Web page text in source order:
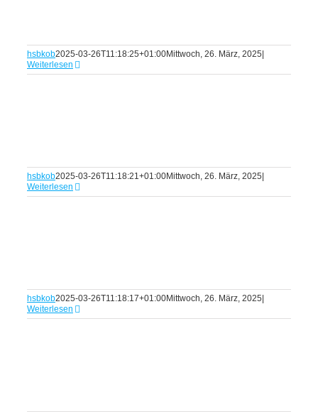
hsbkob2025-03-26T11:18:25+01:00Mittwoch, 26. März, 2025
Weiterlesen
hsbkob2025-03-26T11:18:21+01:00Mittwoch, 26. März, 2025
Weiterlesen
hsbkob2025-03-26T11:18:17+01:00Mittwoch, 26. März, 2025
Weiterlesen